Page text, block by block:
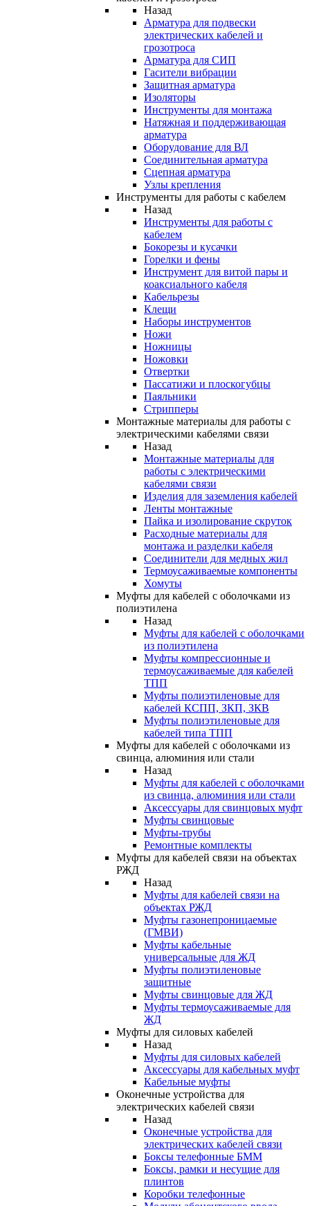
Назад
Арматура для подвески
электрических кабелей и
грозотроса
Арматура для СИП
Гасители вибрации
Защитная арматура
Изоляторы
Инструменты для монтажа
Натяжная и поддерживающая
арматура
Оборудование для ВЛ
Соединительная арматура
Сцепная арматура
Узлы крепления
Инструменты для работы с кабелем
Назад
Инструменты для работы с
кабелем
Бокорезы и кусачки
Горелки и фены
Инструмент для витой пары и
коаксиального кабеля
Кабельрезы
Клещи
Наборы инструментов
Ножи
Ножницы
Ножовки
Отвертки
Пассатижи и плоскогубцы
Паяльники
Стрипперы
Монтажные материалы для работы с
электрическими кабелями связи
Назад
Монтажные материалы для
работы с электрическими
кабелями связи
Изделия для заземления кабелей
Ленты монтажные
Пайка и изолирование скруток
Расходные материалы для
монтажа и разделки кабеля
Соединители для медных жил
Термоусаживаемые компоненты
Хомуты
Муфты для кабелей с оболочками из
полиэтилена
Назад
Муфты для кабелей с оболочками
из полиэтилена
Муфты компрессионные и
термоусаживаемые для кабелей
ТПП
Муфты полиэтиленовые для
кабелей КСПП, ЗКП, ЗКВ
Муфты полиэтиленовые для
кабелей типа ТПП
Муфты для кабелей с оболочками из
свинца, алюминия или стали
Назад
Муфты для кабелей с оболочками
из свинца, алюминия или стали
Аксессуары для свинцовых муфт
Муфты свинцовые
Муфты-трубы
Ремонтные комплекты
Муфты для кабелей связи на объектах
РЖД
Назад
Муфты для кабелей связи на
объектах РЖД
Муфты газонепроницаемые
(ГМВИ)
Муфты кабельные
универсальные для ЖД
Муфты полиэтиленовые
защитные
Муфты свинцовые для ЖД
Муфты термоусаживаемые для
ЖД
Муфты для силовых кабелей
Назад
Муфты для силовых кабелей
Аксессуары для кабельных муфт
Кабельные муфты
Оконечные устройства для
электрических кабелей связи
Назад
Оконечные устройства для
электрических кабелей связи
Боксы телефонные БММ
Боксы, рамки и несущие для
плинтов
Коробки телефонные